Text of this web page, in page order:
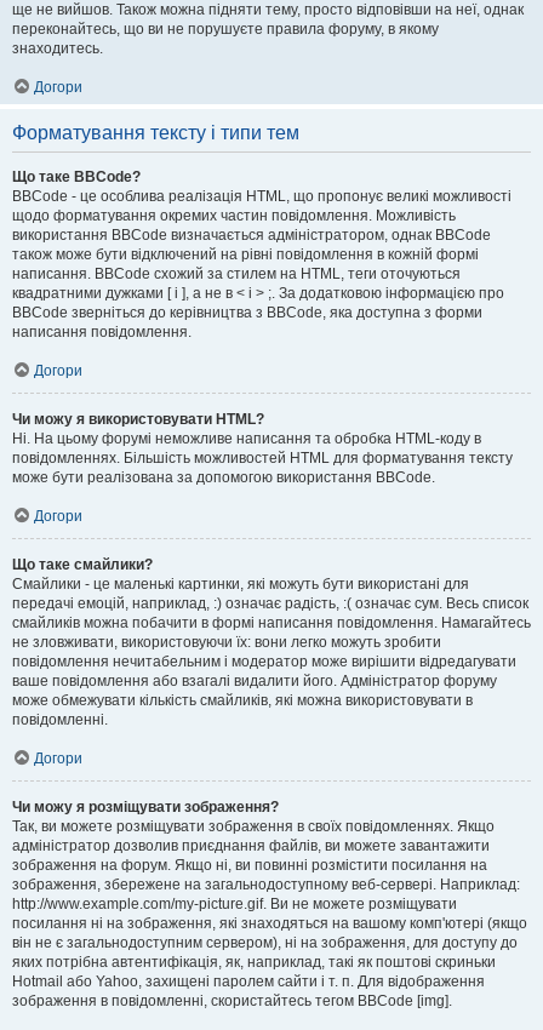
ще не вийшов. Також можна підняти тему, просто відповівши на неї, однак
переконайтесь, що ви не порушуєте правила форуму, в якому
знаходитесь.
Догори
Форматування тексту і типи тем
Що таке BBCode?
BBCode - це особлива реалізація HTML, що пропонує великі можливості
щодо форматування окремих частин повідомлення. Можливість
використання BBCode визначається адміністратором, однак BBCode
також може бути відключений на рівні повідомлення в кожній формі
написання. BBCode схожий за стилем на HTML, теги оточуються
квадратними дужками [ і ], а не в < і > ;. За додатковою інформацією про
BBCode зверніться до керівництва з BBCode, яка доступна з форми
написання повідомлення.
Догори
Чи можу я використовувати HTML?
Ні. На цьому форумі неможливе написання та обробка HTML-коду в
повідомленнях. Більшість можливостей HTML для форматування тексту
може бути реалізована за допомогою використання BBCode.
Догори
Що таке смайлики?
Смайлики - це маленькі картинки, які можуть бути використані для
передачі емоцій, наприклад, :) означає радість, :( означає сум. Весь список
смайликів можна побачити в формі написання повідомлення. Намагайтесь
не зловживати, використовуючи їх: вони легко можуть зробити
повідомлення нечитабельним і модератор може вирішити відредагувати
ваше повідомлення або взагалі видалити його. Адміністратор форуму
може обмежувати кількість смайликів, які можна використовувати в
повідомленні.
Догори
Чи можу я розміщувати зображення?
Так, ви можете розміщувати зображення в своїх повідомленнях. Якщо
адміністратор дозволив приєднання файлів, ви можете завантажити
зображення на форум. Якщо ні, ви повинні розмістити посилання на
зображення, збережене на загальнодоступному веб-сервері. Наприклад:
http://www.example.com/my-picture.gif. Ви не можете розміщувати
посилання ні на зображення, які знаходяться на вашому комп'ютері (якщо
він не є загальнодоступним сервером), ні на зображення, для доступу до
яких потрібна автентифікація, як, наприклад, такі як поштові скриньки
Hotmail або Yahoo, захищені паролем сайти і т. п. Для відображення
зображення в повідомленні, скористайтесь тегом BBCode [img].